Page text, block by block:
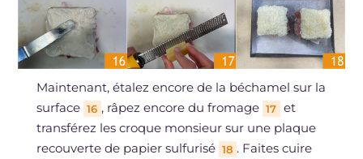
Maintenant, étalez encore de la béchamel sur la
surface 16 , râpez encore du fromage 17 et
transférez les croque monsieur sur une plaque
recouverte de papier sulfurisé 18 . Faites cuire